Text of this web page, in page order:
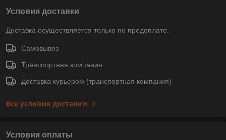
Условия доставки
Доставка осуществляется только по предоплате.
Самовывоз
Транспортная компания
Доставка курьером (транспортная компания)
Все условия доставки
Условия оплаты